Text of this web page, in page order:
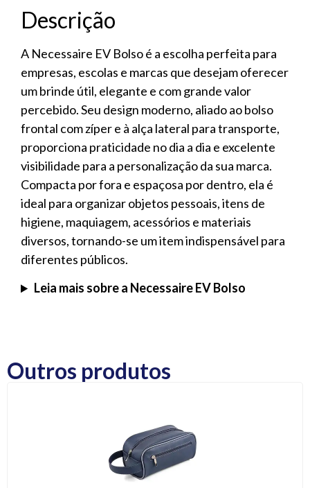
Descrição
A Necessaire EV Bolso é a escolha perfeita para
empresas, escolas e marcas que desejam oferecer
um brinde útil, elegante e com grande valor
percebido. Seu design moderno, aliado ao bolso
frontal com zíper e à alça lateral para transporte,
proporciona praticidade no dia a dia e excelente
visibilidade para a personalização da sua marca.
Compacta por fora e espaçosa por dentro, ela é
ideal para organizar objetos pessoais, itens de
higiene, maquiagem, acessórios e materiais
diversos, tornando-se um item indispensável para
diferentes públicos.
Leia mais sobre a Necessaire EV Bolso
Outros produtos